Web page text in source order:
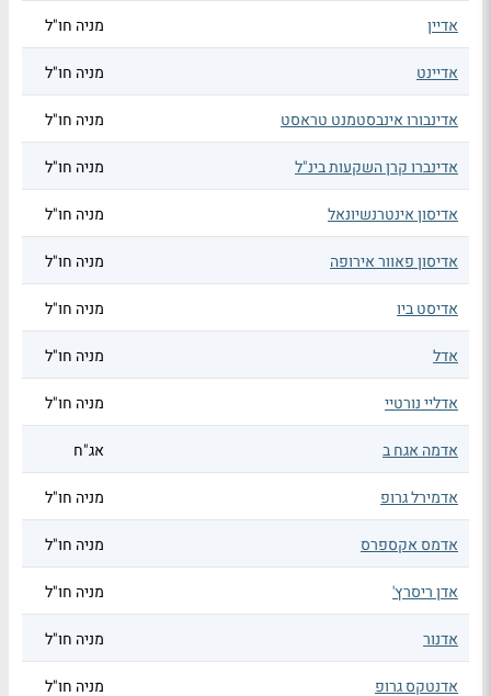
אדיין מניה חו"ל
אדיינט מניה חו"ל
אדינבורו אינבסטמנט טראסט מניה חו"ל
אדינברו קרן השקעות בינ"ל מניה חו"ל
אדיסון אינטרנשיונאל מניה חו"ל
אדיסון פאוור אירופה מניה חו"ל
אדיסט ביו מניה חו"ל
אדל מניה חו"ל
אדליי נורטיי מניה חו"ל
אדמה אגח ב אג"ח
אדמירל גרופ מניה חו"ל
אדמס אקספרס מניה חו"ל
אדן ריסרץ' מניה חו"ל
אדנור מניה חו"ל
אדנטקס גרופ מניה חו"ל